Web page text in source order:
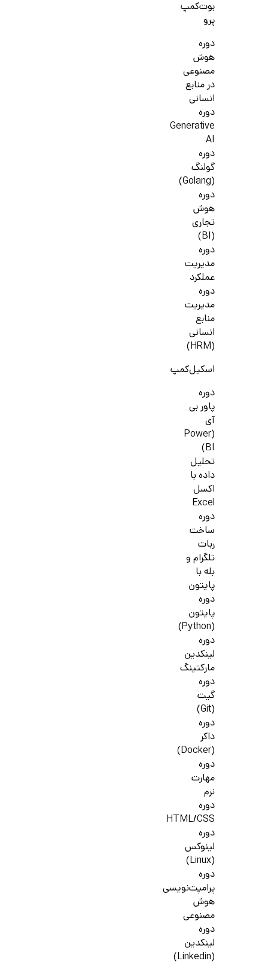
بوت‌کمپ
پرو
دوره
هوش
مصنوعی
در منابع
انسانی
دوره
Generative
AI
دوره
گولنگ
(Golang)
دوره
هوش
تجاری
(BI)
دوره
مدیریت
عملکرد
دوره
مدیریت
منابع
انسانی
(HRM)
اسکیل‌کمپ
دوره
پاور بی
آی
(Power
BI)
تحلیل
داده با
اکسل
Excel
دوره
ساخت
ربات
تلگرام و
بله با
پایتون
دوره
پایتون
(Python)
دوره
لینکدین
مارکتینگ
دوره
گیت
(Git)
دوره
داکر
(Docker)
دوره
مهارت
نرم
دوره
HTML/CSS
دوره
لینوکس
(Linux)
دوره
پرامپت‌نویسی
هوش
مصنوعی
دوره
لینکدین
(Linkedin)